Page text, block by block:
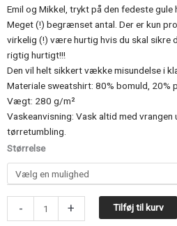
Emil og Mikkel, trykt på den fedeste gule
Meget (!) begrænset antal. Der er kun
virkelig (!) være hurtig hvis du skal sikre
rigtig hurtigt!!!
Den vil helt sikkert vække misundelse i
Materiale sweatshirt: 80% bomuld, 20%
Vægt: 280 g/m²
Vaskeanvisning: Vask altid med
tørretumbling.
Størrelse
-
Limited
Sweatshirt
antal
+ Tilføj til kurv